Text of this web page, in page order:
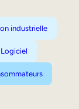
industrielle
Logiciel